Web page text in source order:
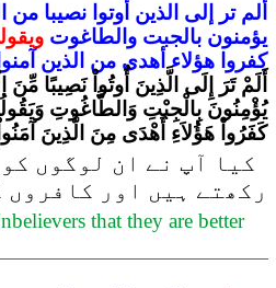
ألم تر إلى الذين أوتوا نصيبا من
يؤمنون بالجبت والطاغوت
كفروا هؤلاء أهدى من الذين آمنوا
أَلَمْ تَرَ إِلَى الَّذِينَ أُوتُواْ نَصِيبًا مِّنَ
يُؤْمِنُونَ بِالْجِبْتِ وَالطَّاغُوتِ
كَفَرُواْ هَؤُلاَءِ أَهْدَى مِنَ الَّذِينَ
کیا آپ نے ان لوگوں
رکھتے ہیں اور
that they are better